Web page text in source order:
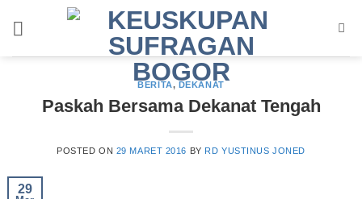
BERITA, DEKANAT
Paskah Bersama Dekanat Tengah
POSTED ON 29 MARET 2016 BY RD YUSTINUS JONED
29